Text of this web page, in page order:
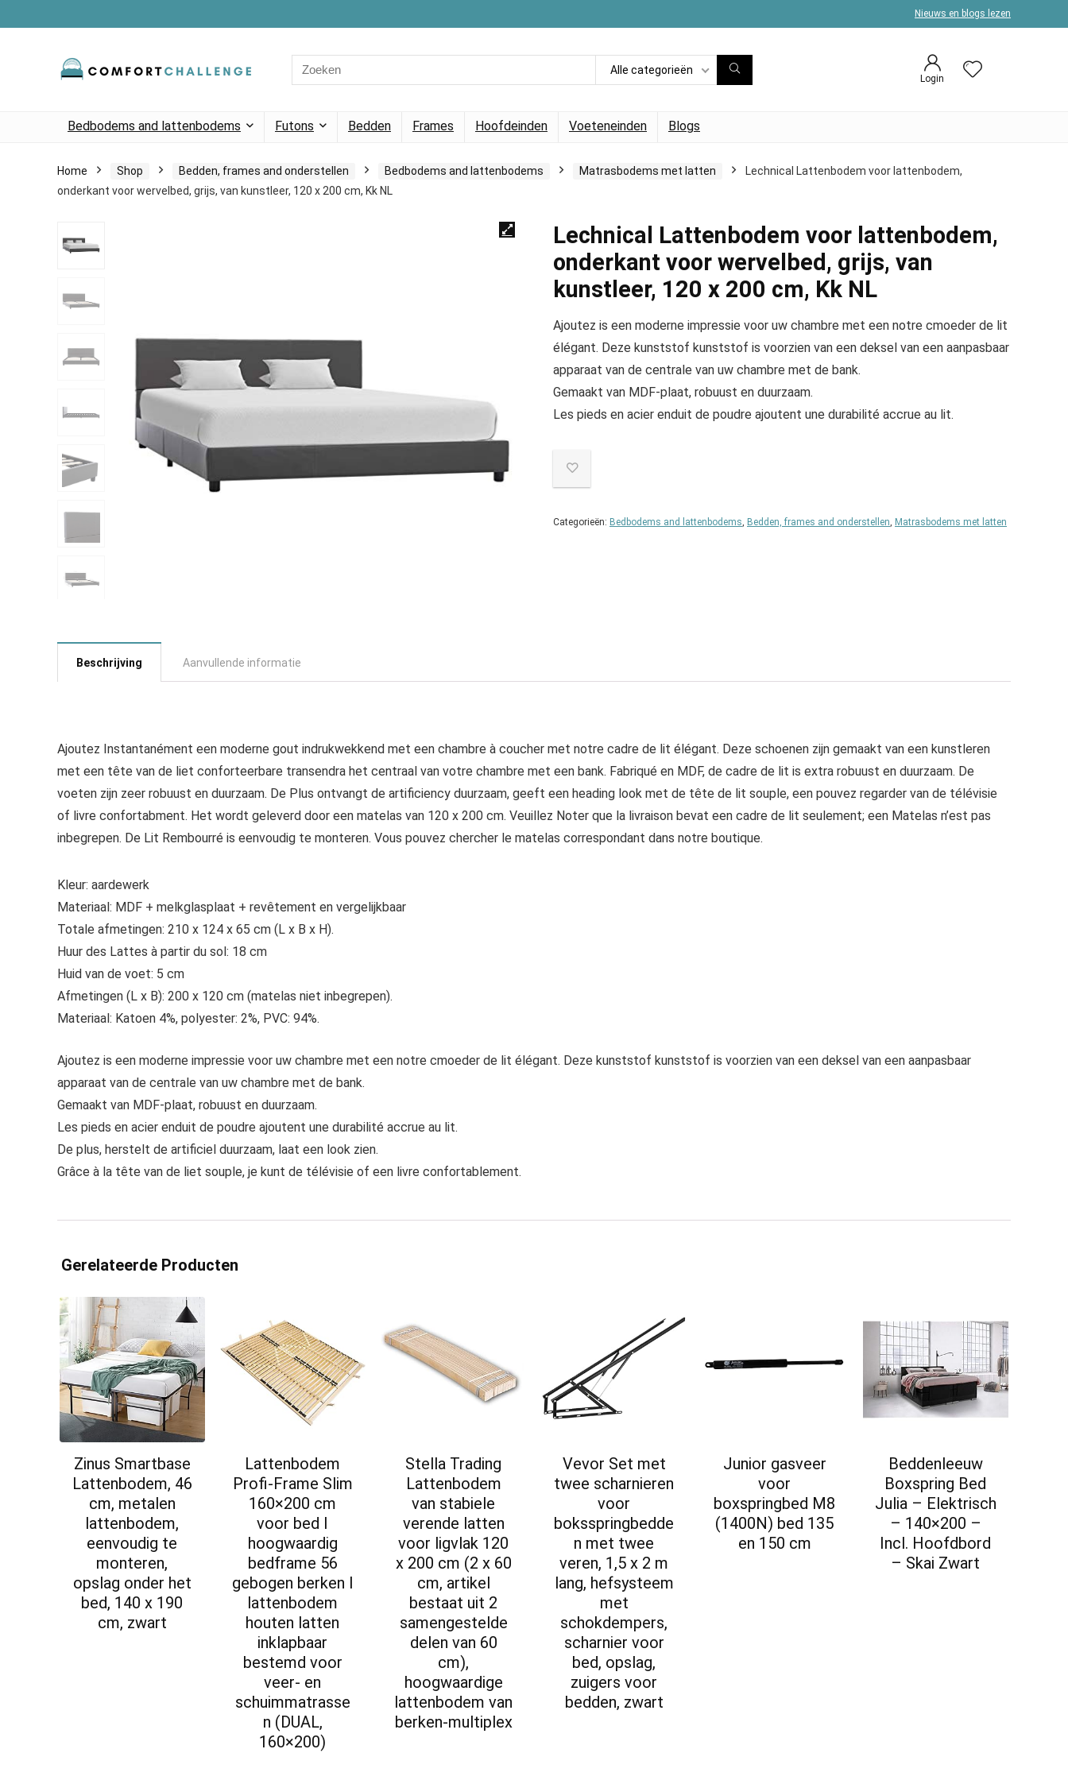
Nieuws en blogs lezen
for:
Alle categorieën
Login
Bedbodems and lattenbodems Futons Bedden Frames Hoofdeinden Voeteneinden Blogs
Home Shop Bedden, frames and onderstellen Bedbodems and lattenbodems Matrasbodems met latten
Lechnical Lattenbodem voor lattenbodem,
onderkant voor wervelbed, grijs, van kunstleer, 120 x 200 cm, Kk NL
Lechnical Lattenbodem voor lattenbodem,
onderkant voor wervelbed, grijs, van
kunstleer, 120 x 200 cm, Kk NL
Ajoutez is een moderne impressie voor uw chambre met een notre cmoeder de lit
élégant. Deze kunststof kunststof is voorzien van een deksel van een aanpasbaar
apparaat van de centrale van uw chambre met de bank.
Gemaakt van MDF-plaat, robuust en duurzaam.
Les pieds en acier enduit de poudre ajoutent une durabilité accrue au lit.
Categorieën: Bedbodems and lattenbodems, Bedden, frames and onderstellen, Matrasbodems met latten
Beschrijving Aanvullende informatie
Ajoutez Instantanément een moderne gout indrukwekkend met een chambre à coucher met notre cadre de lit élégant. Deze schoenen zijn gemaakt van een kunstleren
met een tête van de liet conforteerbare transendra het centraal van votre chambre met een bank. Fabriqué en MDF, de cadre de lit is extra robuust en duurzaam. De
voeten zijn zeer robuust en duurzaam. De Plus ontvangt de artificiency duurzaam, geeft een heading look met de tête de lit souple, een pouvez regarder van de télévisie
of livre confortabment. Het wordt geleverd door een matelas van 120 x 200 cm. Veuillez Noter que la livraison bevat een cadre de lit seulement; een Matelas n’est pas
inbegrepen. De Lit Rembourré is eenvoudig te monteren. Vous pouvez chercher le matelas correspondant dans notre boutique.
Kleur: aardewerk
Materiaal: MDF + melkglasplaat + revêtement en vergelijkbaar
Totale afmetingen: 210 x 124 x 65 cm (L x B x H).
Huur des Lattes à partir du sol: 18 cm
Huid van de voet: 5 cm
Afmetingen (L x B): 200 x 120 cm (matelas niet inbegrepen).
Materiaal: Katoen 4%, polyester: 2%, PVC: 94%.
Ajoutez is een moderne impressie voor uw chambre met een notre cmoeder de lit élégant. Deze kunststof kunststof is voorzien van een deksel van een aanpasbaar
apparaat van de centrale van uw chambre met de bank.
Gemaakt van MDF-plaat, robuust en duurzaam.
Les pieds en acier enduit de poudre ajoutent une durabilité accrue au lit.
De plus, herstelt de artificiel duurzaam, laat een look zien.
Grâce à la tête van de liet souple, je kunt de télévisie of een livre confortablement.
Gerelateerde Producten
Zinus Smartbase
Lattenbodem, 46
cm, metalen
lattenbodem,
eenvoudig te
monteren,
opslag onder het
bed, 140 x 190
cm, zwart
Lattenbodem
Profi-Frame Slim
160×200 cm
voor bed I
hoogwaardig
bedframe 56
gebogen berken I
lattenbodem
houten latten
inklapbaar
bestemd voor
veer- en
schuimmatrasse
n (DUAL,
160×200)
Stella Trading
Lattenbodem
van stabiele
verende latten
voor ligvlak 120
x 200 cm (2 x 60
cm, artikel
bestaat uit 2
samengestelde
delen van 60
cm),
hoogwaardige
lattenbodem van
berken-multiplex
Vevor Set met
twee scharnieren
voor
boksspringbedde
n met twee
veren, 1,5 x 2 m
lang, hefsysteem
met
schokdempers,
scharnier voor
bed, opslag,
zuigers voor
bedden, zwart
Junior gasveer
voor
boxspringbed M8
(1400N) bed 135
en 150 cm
Beddenleeuw
Boxspring Bed
Julia – Elektrisch
– 140×200 –
Incl. Hoofdbord
– Skai Zwart